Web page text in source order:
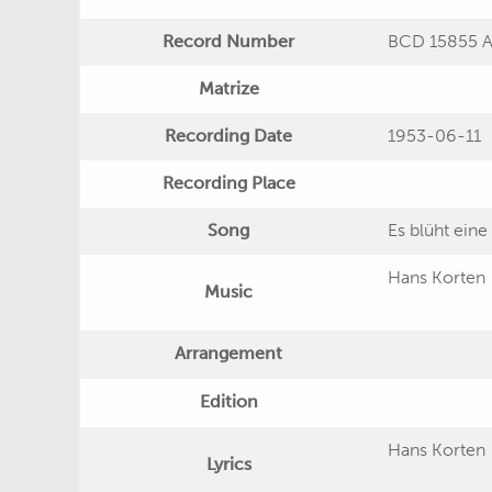
Record Number BCD 15855
Matrize
Recording Date 1953-06-11
Recording Place
Song Es blüht
Music
Hans Korten
Arrangement
Edition
Lyrics
Hans Korten